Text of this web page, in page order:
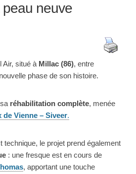
peau neuve
Air, situé à Millac (86), entre
phase de son histoire.
réhabilitation complète, menée
de Vienne – Siveer.
technique, le projet prend également
: une fresque est en cours de
, apportant une touche